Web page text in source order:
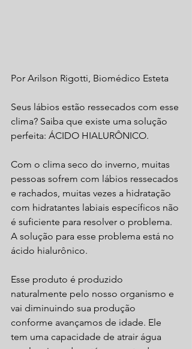
Por Arilson Rigotti, Biomédico Esteta
Seus lábios estão ressecados com esse
clima? Saiba que existe uma solução
perfeita: ÁCIDO HIALURÔNICO.
Com o clima seco do inverno, muitas
pessoas sofrem com lábios ressecados
e rachados, muitas vezes a hidratação
com hidratantes labiais específicos não
é suficiente para resolver o problema.
A solução para esse problema está no
ácido hialurônico.
Esse produto é produzido
naturalmente pelo nosso organismo e
vai diminuindo sua produção
conforme avançamos de idade. Ele
tem uma capacidade de atrair água